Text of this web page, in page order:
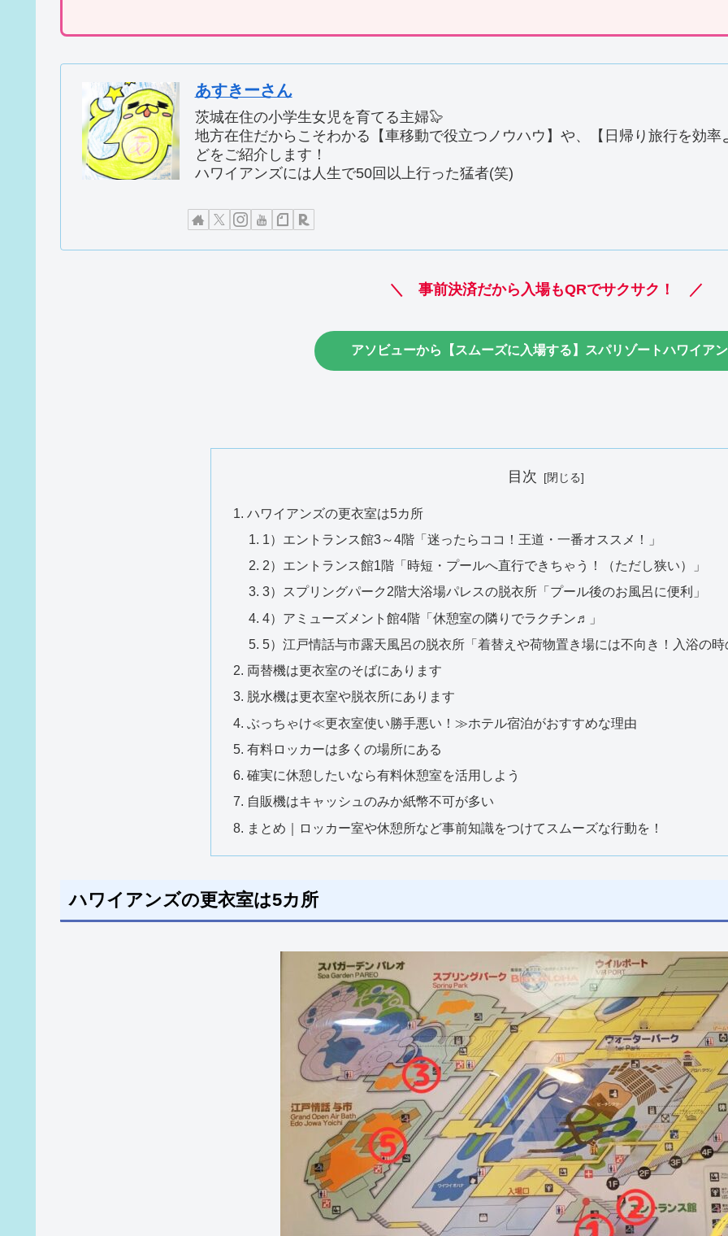
あすきーさん
茨城在住の小学生女児を育てる主婦🦭
地方在住だからこそわかる【車移動で役立つノウハウ】や、【日帰り旅行を効
どをご紹介します！
ハワイアンズには人生で50回以上行った猛者(笑)
＼ 事前決済だから入場もQRでサクサク！ ／
アソビューから【スムーズに入場する】スパリゾートハワイア
目次
ハワイアンズの更衣室は5カ所
1）エントランス館3～4階「迷ったらココ！王道・一番オススメ！」
2）エントランス館1階「時短・プールへ直行できちゃう！（ただし狭い）」
3）スプリングパーク2階大浴場パレスの脱衣所「プール後のお風呂に便利」
4）アミューズメント館4階「休憩室の隣りでラクチン♬」
5）江戸情話与市露天風呂の脱衣所「着替えや荷物置き場には不向き！入浴の
両替機は更衣室のそばにあります
脱水機は更衣室や脱衣所にあります
ぶっちゃけ≪更衣室使い勝手悪い！≫ホテル宿泊がおすすめな理由
有料ロッカーは多くの場所にある
確実に休憩したいなら有料休憩室を活用しよう
自販機はキャッシュのみか紙幣不可が多い
まとめ｜ロッカー室や休憩所など事前知識をつけてスムーズな行動を！
ハワイアンズの更衣室は5カ所